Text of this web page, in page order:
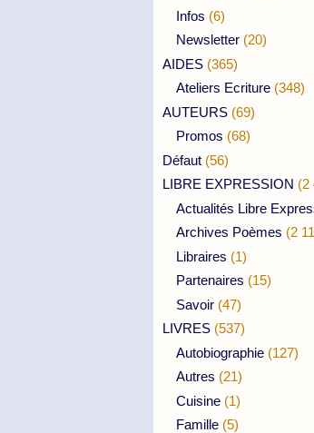
Infos (6)
Newsletter (20)
AIDES (365)
Ateliers Ecriture (348)
AUTEURS (69)
Promos (68)
Défaut (56)
LIBRE EXPRESSION (2
Actualités Libre
Archives Poèmes (2
Libraires (1)
Partenaires (15)
Savoir (47)
LIVRES (537)
Autobiographie (127)
Autres (21)
Cuisine (1)
Famille (5)